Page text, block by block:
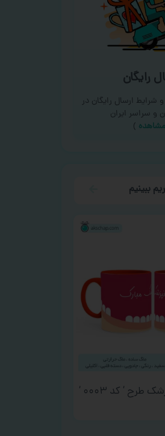
رایگان
ارسال رایگان در
و سراسر ایران
مشاهده )
ببینیم
طرح ‘ کد ۰۰۰۳ ‘